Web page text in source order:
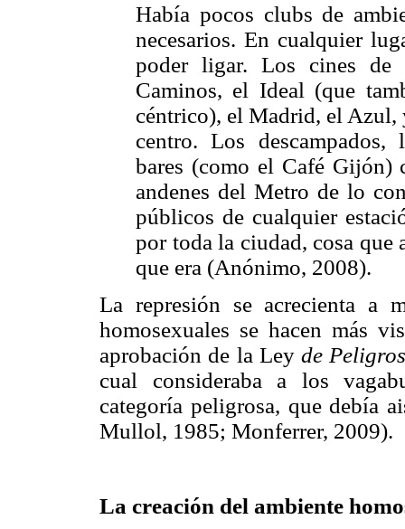
Había pocos clubs de
necesarios. En cualquier
poder ligar. Los cines de
Caminos, el Ideal (que
céntrico), el Madrid, el Azul,
centro. Los descampados,
bares (como el Café Gijón)
andenes del Metro de lo
públicos de cualquier
por toda la ciudad, cosa que
que era (Anónimo, 2008).
La represión se acrecienta a
homosexuales se hacen más
aprobación de la Leyde
cual consideraba a los
categoría peligrosa, que debía
Mullol, 1985; Monferrer, 2009).
La creación del ambiente